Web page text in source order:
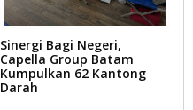
Sinergi Bagi Negeri,
Capella Group Batam
Kumpulkan 62 Kantong
Darah